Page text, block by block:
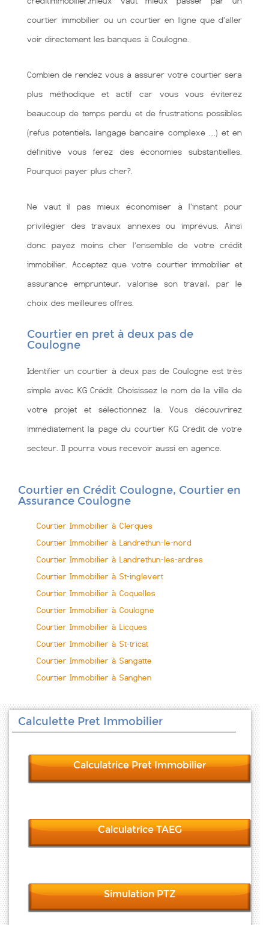
courtier immobilier ou un courtier en ligne que d'aller
voir directement les banques à Coulogne.
Combien de rendez vous à assurer votre courtier sera
plus méthodique et actif car vous vous éviterez
beaucoup de temps perdu et de frustrations possibles
(refus potentiels, langage bancaire complexe …) et en
définitive vous ferez des économies substantielles.
Pourquoi payer plus cher?.
Ne vaut il pas mieux économiser à l'instant pour
privilégier des travaux annexes ou imprévus. Ainsi
donc payez moins cher l’ensemble de votre crédit
immobilier. Acceptez que votre courtier immobilier et
assurance emprunteur, valorise son travail, par le
choix des meilleures offres.
Courtier en pret à deux pas de
Coulogne
Identifier un courtier à deux pas de Coulogne est très
simple avec KG Crédit. Choisissez le nom de la ville de
votre projet et sélectionnez la. Vous découvrirez
immédiatement la page du courtier KG Crédit de votre
secteur. Il pourra vous recevoir aussi en agence.
Courtier en Crédit Coulogne, Courtier en
Assurance Coulogne
Courtier Immobilier à Clerques
Courtier Immobilier à Landrethun-le-nord
Courtier Immobilier à Landrethun-les-ardres
Courtier Immobilier à St-inglevert
Courtier Immobilier à Coquelles
Courtier Immobilier à Coulogne
Courtier Immobilier à Licques
Courtier Immobilier à St-tricat
Courtier Immobilier à Sangatte
Courtier Immobilier à Sanghen
Calculette Pret Immobilier
Calculatrice Pret Immobilier
Calculatrice TAEG
Simulation PTZ